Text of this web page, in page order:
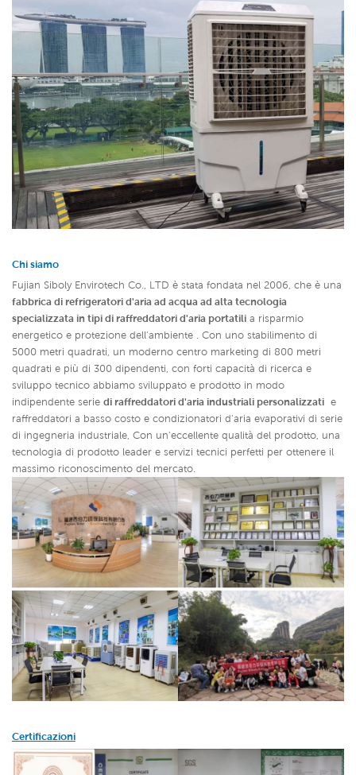
Chi siamo
Fujian Siboly Envirotech Co., LTD è stata fondata nel 2006, che è una
fabbrica di refrigeratori d'aria ad acqua ad alta tecnologia
specializzata in tipi di raffreddatori d'aria portatili a risparmio
energetico e protezione dell'ambiente . Con uno stabilimento di
5000 metri quadrati, un moderno centro marketing di 800 metri
quadrati e più di 300 dipendenti, con forti capacità di ricerca e
sviluppo tecnico abbiamo sviluppato e prodotto in modo
indipendente serie di raffreddatori d'aria industriali personalizzati e
raffreddatori a basso costo e condizionatori d'aria evaporativi di serie
di ingegneria industriale, Con un'eccellente qualità del prodotto, una
tecnologia di prodotto leader e servizi tecnici perfetti per ottenere il
massimo riconoscimento del mercato.
Certificazioni